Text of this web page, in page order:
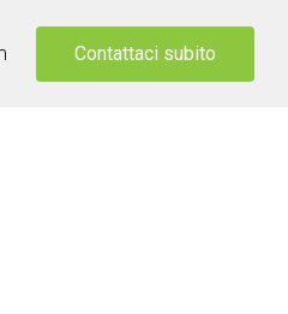
Contattaci subito